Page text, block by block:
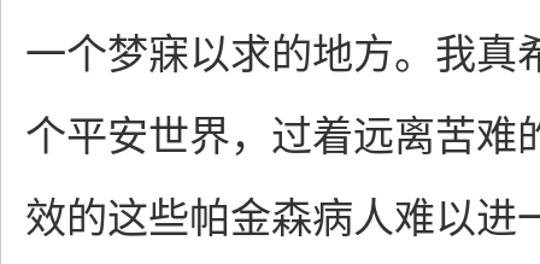
一个梦寐以求的地方。我真
个平安世界，过着远离苦难
效的这些帕金森病人难以进